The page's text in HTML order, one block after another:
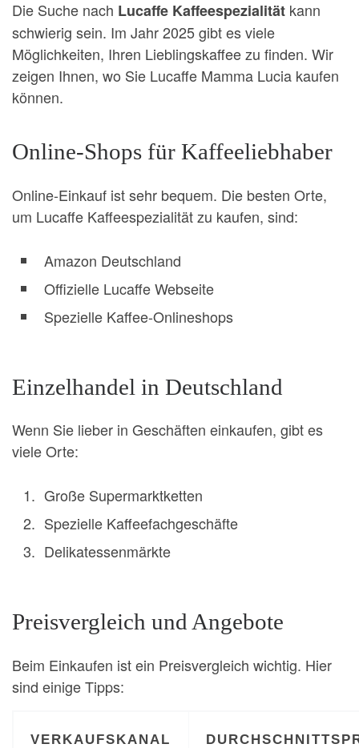
Die Suche nach Lucaffe Kaffeespezialität kann
schwierig sein. Im Jahr 2025 gibt es viele
Möglichkeiten, Ihren Lieblingskaffee zu finden. Wir
zeigen Ihnen, wo Sie Lucaffe Mamma Lucia kaufen
können.
Online-Shops für Kaffeeliebhaber
Online-Einkauf ist sehr bequem. Die besten Orte,
um Lucaffe Kaffeespezialität zu kaufen, sind:
Amazon Deutschland
Offizielle Lucaffe Webseite
Spezielle Kaffee-Onlineshops
Einzelhandel in Deutschland
Wenn Sie lieber in Geschäften einkaufen, gibt es
viele Orte:
Große Supermarktketten
Spezielle Kaffeefachgeschäfte
Delikatessenmärkte
Preisvergleich und Angebote
Beim Einkaufen ist ein Preisvergleich wichtig. Hier
sind einige Tipps:
VERKAUFSKANAL